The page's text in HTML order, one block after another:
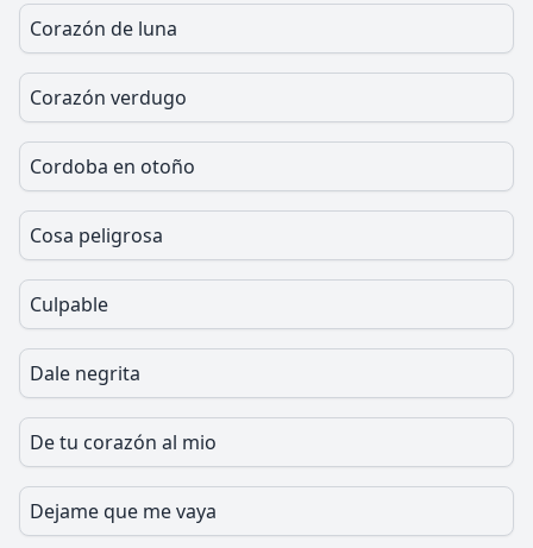
Corazón de luna
Corazón verdugo
Cordoba en otoño
Cosa peligrosa
Culpable
Dale negrita
De tu corazón al mio
Dejame que me vaya